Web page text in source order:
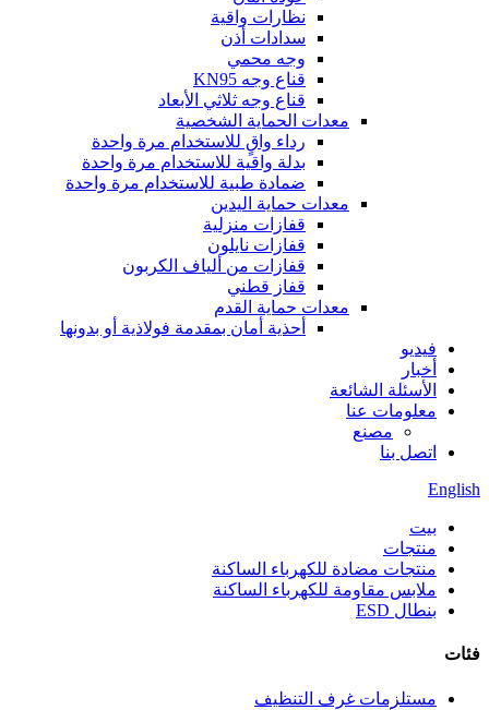
نظارات واقية
سدادات أذن
وجه محمي
قناع وجه KN95
قناع وجه ثلاثي الأبعاد
معدات الحماية الشخصية
رداء واقٍ للاستخدام مرة واحدة
بدلة واقية للاستخدام مرة واحدة
ضمادة طبية للاستخدام مرة واحدة
معدات حماية اليدين
قفازات منزلية
قفازات نايلون
قفازات من ألياف الكربون
قفاز قطني
معدات حماية القدم
أحذية أمان بمقدمة فولاذية أو بدونها
فيديو
أخبار
الأسئلة الشائعة
معلومات عنا
مصنع
اتصل بنا
English
بيت
منتجات
منتجات مضادة للكهرباء الساكنة
ملابس مقاومة للكهرباء الساكنة
بنطال ESD
فئات
مستلزمات غرف التنظيف